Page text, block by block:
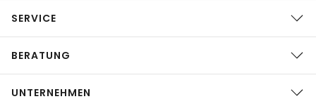
SERVICE
BERATUNG
UNTERNEHMEN